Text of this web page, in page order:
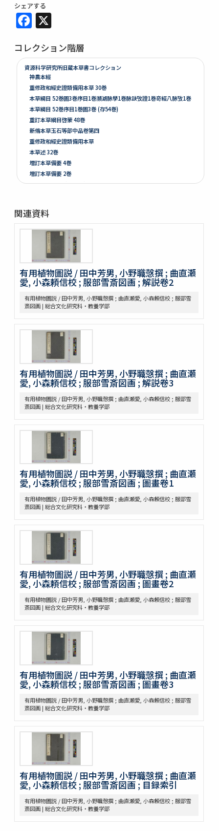
シェアする
Facebook
コレクション階層
資源科学研究所旧蔵本草書コレクション
神農本經
重修政和經史證類備用本草 30巻
本草綱目 52巻圖3巻序目1巻瀕湖脉學1巻脉訣攷證1巻竒經八脉攷1巻
本草綱目 52巻序目1巻圖3巻 (存54巻)
重訂本草綱目啓蒙 48巻
新脩本草玉石等部中品卷第四
重修政和經史證類備用本草
本草述 32巻
増訂本草備要 4巻
増訂本草備要 2巻
本草彙言 20巻 (存15巻)
昆蟲草木略 2巻
爾雅註疏 11巻
格致鏡原 100巻
類林新咏 36巻
藥性本草約言 4巻
開拓使官園動植品類簿
周憲王救荒本草 14巻補遺1巻救荒野譜1巻補遺1巻
灌園草木識 6巻
Alle de plaaten en de vruchten
坂本浩然菌譜
茘枝譜 : 七篇第一
天工開物 3巻
南産志
續脩臺灣府志
中山傳信録 6巻/ (清) 徐葆光纂
廣東新語 28巻
農政全書 60巻
農桑輯要 7巻
花暦百詠 2巻坿百花賦考百花和稱
事物異名録 40巻
重刊巣氏諸病源候緫論 50巻 (存45巻)
遠西醫方名物考 36巻補遺9巻
延喜式 50巻
資源科学研究所旧蔵本草書コレクション（国文研デジタル化分）
神農本草経
坿本草綱目拾遺10巻坿本草萬方鍼線8巻 / (明) 李時珍撰輯 ; (清) 呉毓
本草求眞 12巻序目圖1巻 / (清) 黄宮繍纂呈 ; (清) 黄宮黻校訂 ; (清)
黄學昌 [ほか] 校字
本草和名索引
本草從新 18巻總義1巻 / (清) 呉儀洛 [撰]
袖珍鑑本草綱目 / [前田利保著]
三物考
大成真寫譜
紫藤園攷證 / 源翠嶽鑒定
有毒便覧
毒品便覧
田中芳男君七六展覽會記念誌
錦窠翁耋筵誌
錦窠翁九十賀壽博物會誌 / 伊藤篤太郎編
多識會誌
伊藤圭介履歴
救荒本草啓蒙 / 小野蕙蕙口授 ; 小野彦安録
救荒野譜記聞
艸木圖説 / 飯沼慾齋著 ; 田中芳男, 小野職愨増訂
本草圖譜 / 潅園岩崎常正著 ; 飯田藏太郎編纂
本草圖譜 / 岩崎常正著
瓶史草木備考
植物漢名鑑
草木異名集
[和]朝本草
関連資料
有用植物圖説 / 田中芳男, 小野職愨撰 ; 曲直瀬
愛, 小森頼信校 ; 服部雪斎図画 ; 解説卷2
有用植物圖説 / 田中芳男, 小野職愨撰 ; 曲直瀬愛, 小森頼信校 ; 服部雪
斎図画 | 総合文化研究科・教養学部
有用植物圖説 / 田中芳男, 小野職愨撰 ; 曲直瀬
愛, 小森頼信校 ; 服部雪斎図画 ; 解説卷3
有用植物圖説 / 田中芳男, 小野職愨撰 ; 曲直瀬愛, 小森頼信校 ; 服部雪
斎図画 | 総合文化研究科・教養学部
有用植物圖説 / 田中芳男, 小野職愨撰 ; 曲直瀬
愛, 小森頼信校 ; 服部雪斎図画 ; 圖畫卷1
有用植物圖説 / 田中芳男, 小野職愨撰 ; 曲直瀬愛, 小森頼信校 ; 服部雪
斎図画 | 総合文化研究科・教養学部
有用植物圖説 / 田中芳男, 小野職愨撰 ; 曲直瀬
愛, 小森頼信校 ; 服部雪斎図画 ; 圖畫卷2
有用植物圖説 / 田中芳男, 小野職愨撰 ; 曲直瀬愛, 小森頼信校 ; 服部雪
斎図画 | 総合文化研究科・教養学部
有用植物圖説 / 田中芳男, 小野職愨撰 ; 曲直瀬
愛, 小森頼信校 ; 服部雪斎図画 ; 圖畫卷3
有用植物圖説 / 田中芳男, 小野職愨撰 ; 曲直瀬愛, 小森頼信校 ; 服部雪
斎図画 | 総合文化研究科・教養学部
有用植物圖説 / 田中芳男, 小野職愨撰 ; 曲直瀬
愛, 小森頼信校 ; 服部雪斎図画 ; 目録索引
有用植物圖説 / 田中芳男, 小野職愨撰 ; 曲直瀬愛, 小森頼信校 ; 服部雪
斎図画 | 総合文化研究科・教養学部